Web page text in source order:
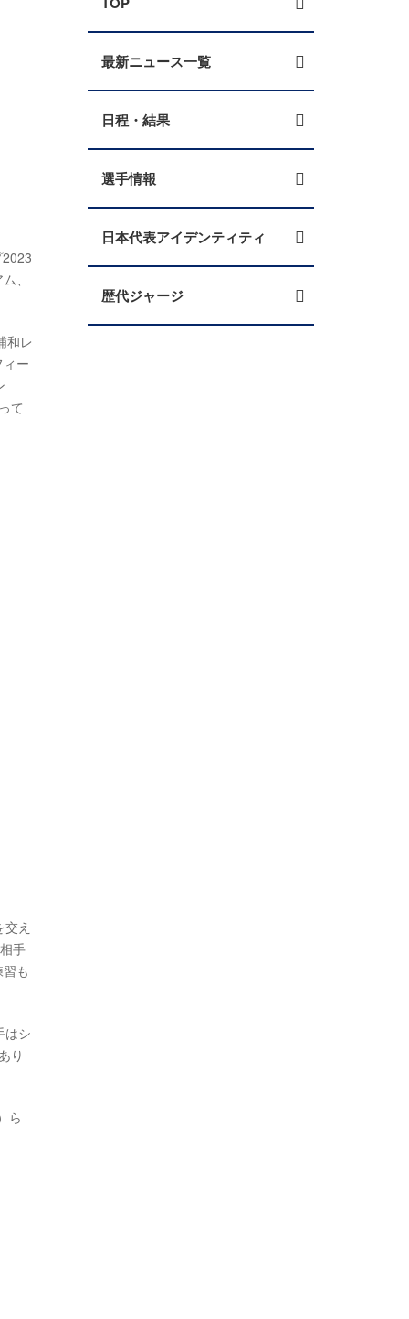
、
和レ
ー
て
え
手
も
はシ
り
ら
最新ニュース一覧
日程・結果
選手情報
日本代表アイデンティティ
歴代ジャージ